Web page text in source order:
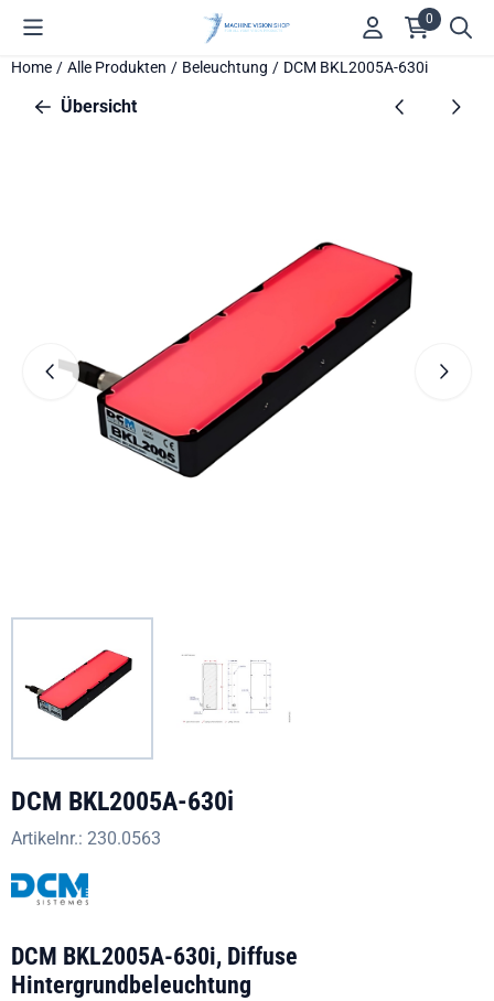
Cookie-Einstellungen verfügbar. Einstellungen wählen oder alle
0
Home / Alle Produkten / Beleuchtung / DCM BKL2005A-630i
Übersicht
DCM BKL2005A-630i
Artikelnr.: 230.0563
DCM BKL2005A-630i, Diffuse
Hintergrundbeleuchtung